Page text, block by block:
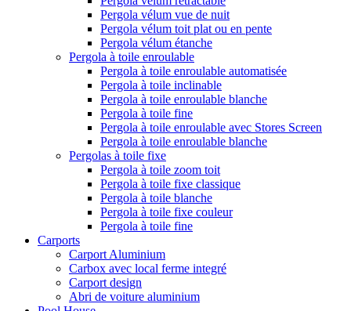
Pergola vélum vue de nuit
Pergola vélum toit plat ou en pente
Pergola vélum étanche
Pergola à toile enroulable
Pergola à toile enroulable automatisée
Pergola à toile inclinable
Pergola à toile enroulable blanche
Pergola à toile fine
Pergola à toile enroulable avec Stores Screen
Pergola à toile enroulable blanche
Pergolas à toile fixe
Pergola à toile zoom toit
Pergola à toile fixe classique
Pergola à toile blanche
Pergola à toile fixe couleur
Pergola à toile fine
Carports
Carport Aluminium
Carbox avec local ferme integré
Carport design
Abri de voiture aluminium